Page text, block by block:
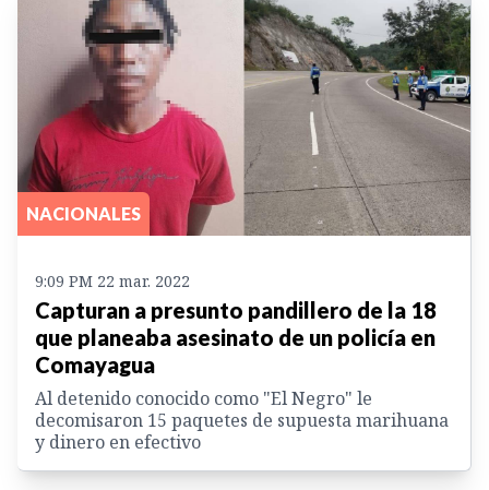
NACIONALES
9:09 PM 22 mar. 2022
Capturan a presunto pandillero de la 18
que planeaba asesinato de un policía en
Comayagua
Al detenido conocido como "El Negro" le
decomisaron 15 paquetes de supuesta marihuana
y dinero en efectivo